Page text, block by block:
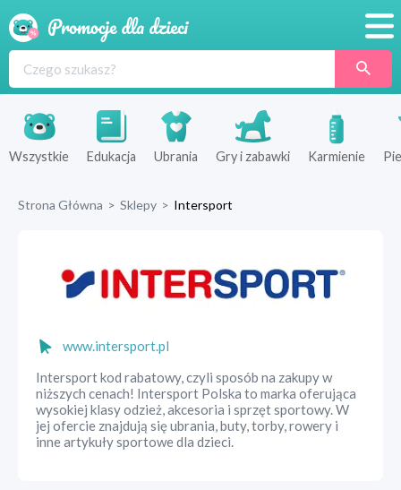
Produkty
Sklepy
Wszystkie Edukacja Ubrania Gry i zabawki Karmienie
Strona Główna > Sklepy > Intersport
www.intersport.pl
Intersport kod rabatowy, czyli sposób na zakupy w
niższych cenach! Intersport Polska to marka oferująca
wysokiej klasy odzież, akcesoria i sprzęt sportowy. W
jej ofercie znajdują się ubrania, buty, torby, rowery i
inne artykuły sportowe dla dzieci.